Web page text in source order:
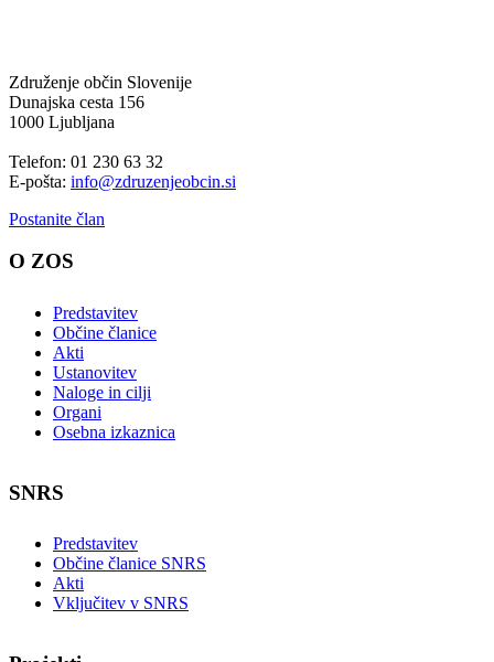
Združenje občin Slovenije
Dunajska cesta 156
1000 Ljubljana
Telefon: 01 230 63 32
E-pošta: info@zdruzenjeobcin.si
Postanite član
O ZOS
Predstavitev
Občine članice
Akti
Ustanovitev
Naloge in cilji
Organi
Osebna izkaznica
SNRS
Predstavitev
Občine članice SNRS
Akti
Vključitev v SNRS